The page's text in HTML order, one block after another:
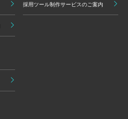
採用ツール制作サービスのご案内